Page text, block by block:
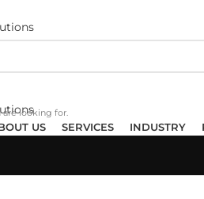
US SERVICES INDUSTRY
are looking for.